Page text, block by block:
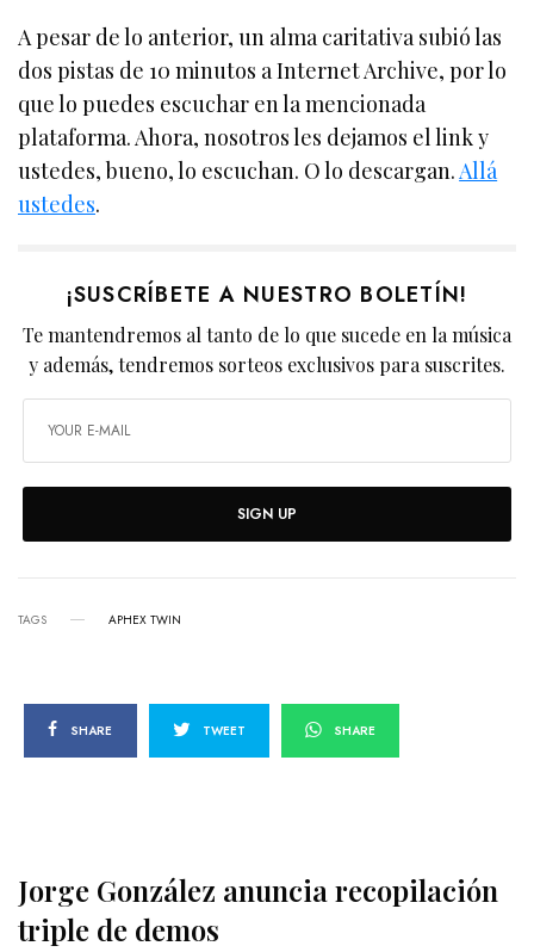
A pesar de lo anterior, un alma caritativa subió las
dos pistas de 10 minutos a Internet Archive, por lo
que lo puedes escuchar en la mencionada
plataforma. Ahora, nosotros les dejamos el link y
ustedes, bueno, lo escuchan. O lo descargan. Allá
ustedes.
¡SUSCRÍBETE A NUESTRO BOLETÍN!
Te mantendremos al tanto de lo que sucede en la música
y además, tendremos sorteos exclusivos para suscrites.
SIGN UP
TAGS APHEX TWIN
SHARE TWEET SHARE
Jorge González anuncia recopilación
triple de demos